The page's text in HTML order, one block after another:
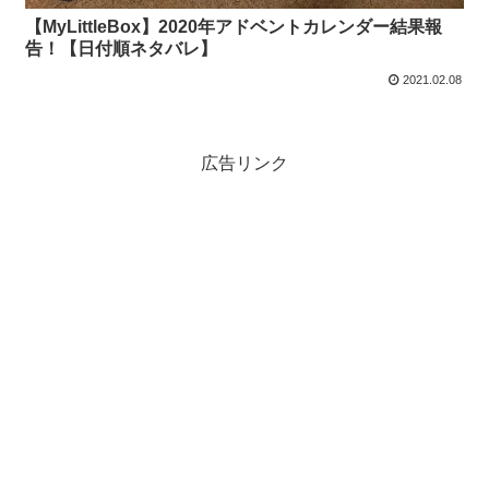
【MyLittleBox】2020年アドベントカレンダー結果報
告！【日付順ネタバレ】
2021.02.08
広告リンク